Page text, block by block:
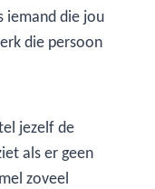
iemand die jou
die persoon
jezelf de
als er geen
zoveel